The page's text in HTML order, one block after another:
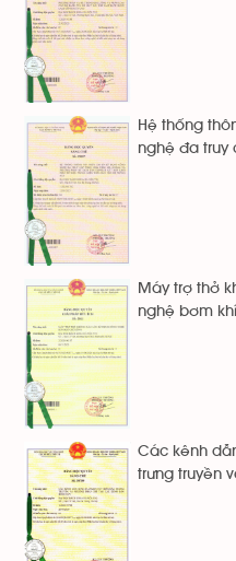
Hệ thống
nghệ đa truy
Máy trợ thở
nghệ bơm
Các kênh
trưng truyền